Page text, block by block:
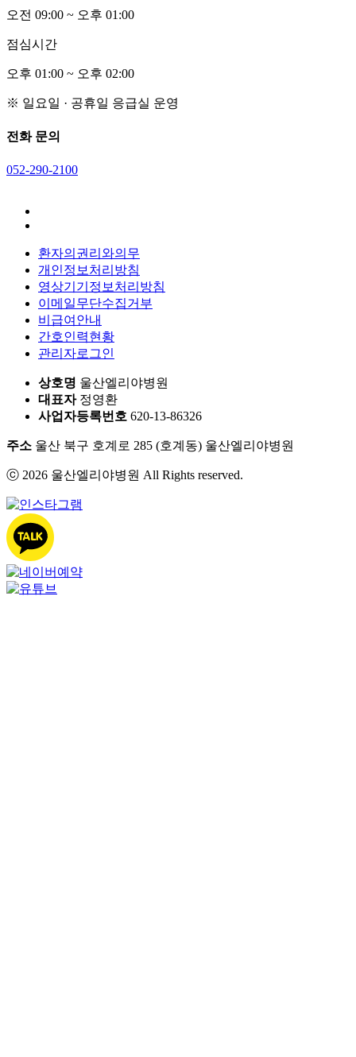
오전 09:00 ~ 오후 01:00
점심시간
오후 01:00 ~ 오후 02:00
※ 일요일 · 공휴일 응급실 운영
전화 문의
052-290-2100
환자의권리와의무
개인정보처리방침
영상기기정보처리방침
이메일무단수집거부
비급여안내
간호인력현황
관리자로그인
상호명 울산엘리야병원
대표자정영환
사업자등록번호 620-13-86326
주소 울산 북구 호계로 285 (호계동) 울산엘리야병원
ⓒ 2026 울산엘리야병원 All Rights reserved.